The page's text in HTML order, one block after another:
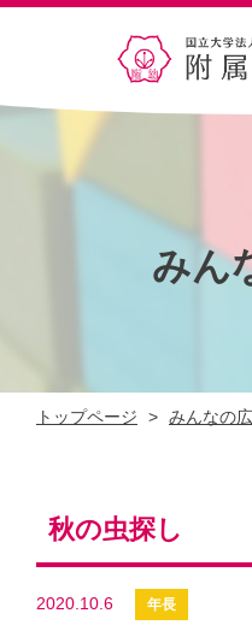
みん
トップページ > みんなの
秋の虫探し
2020.10.6